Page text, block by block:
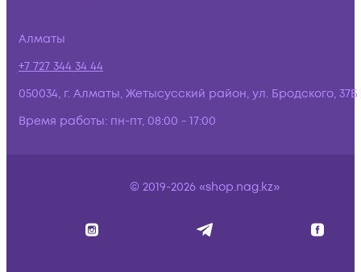
Алматы
+7 727 344 34 44
050034, г. Алматы, Жетысусский район, ул. Бродского, 37Б
Время работы: пн-пт, 08:00 - 17:00
© 2019-2026 «shop.nag.kz»